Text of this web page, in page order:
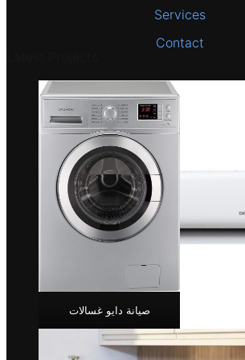
Services
Contact
صيانة دايو غسالات